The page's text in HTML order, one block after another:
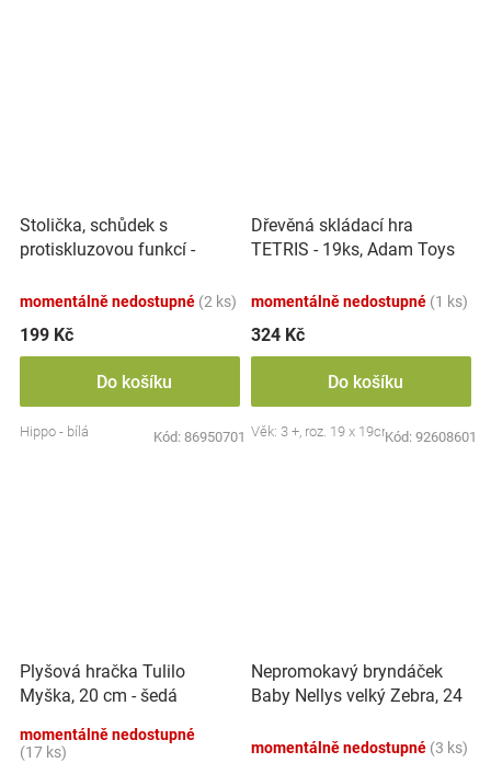
Stolička, schůdek s
protiskluzovou funkcí -
momentálně nedostupné (2 ks)
199 Kč
Do košíku
Hippo - bílá Kód: 86950701
Dřevěná skládací hra
TETRIS - 19ks, Adam Toys
momentálně nedostupné (1 ks)
324 Kč
Do košíku
Věk: 3 +, roz. 19 x 19cmKód: 92608601
Plyšová hračka Tulilo
Myška, 20 cm - šedá
momentálně nedostupné
(17 ks)
Nepromokavý bryndáček
Baby Nellys velký Zebra, 24
momentálně nedostupné (3 ks)